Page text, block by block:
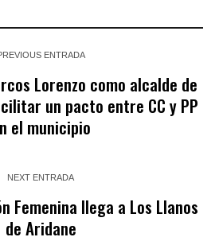
ENTRADA
Lorenzo como alcalde de
un pacto entre CC y PP
el municipio
NEXT ENTRADA
Femenina llega a Los Llanos
de Aridane